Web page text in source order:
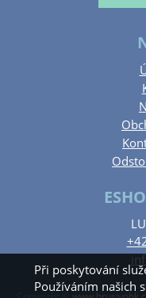
Při poskytování
Používáním našich